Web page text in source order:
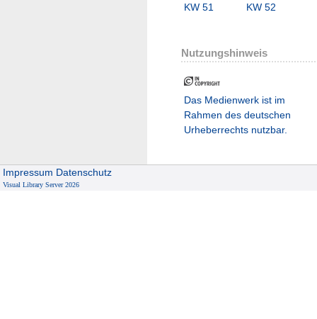
KW 51
KW 52
Nutzungshinweis
Das Medienwerk ist im
Rahmen des deutschen
Urheberrechts nutzbar.
Impressum Datenschutz
Visual Library Server 2026